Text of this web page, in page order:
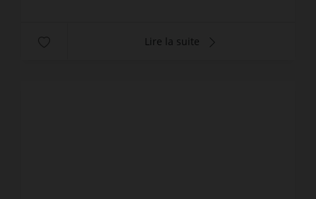
Lire la suite